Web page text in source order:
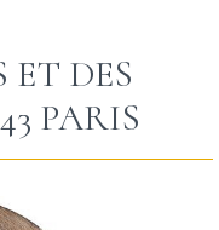
DES
PARIS